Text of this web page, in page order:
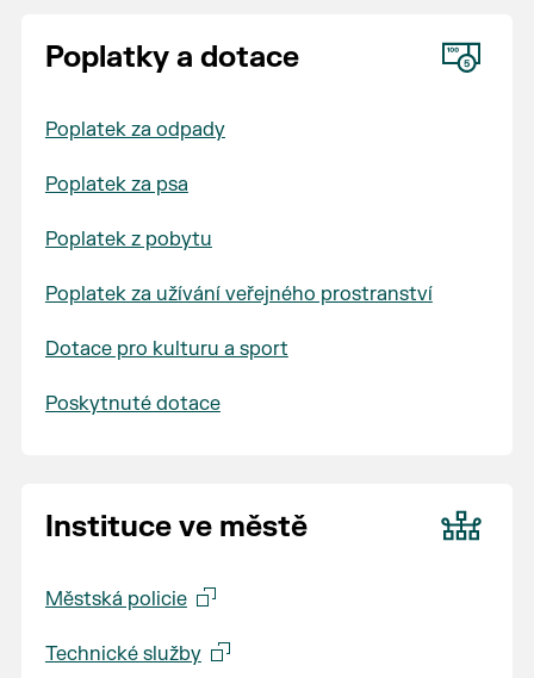
Poplatky a dotace
Poplatek za odpady
Poplatek za psa
Poplatek z pobytu
Poplatek za užívání veřejného prostranství
Dotace pro kulturu a sport
Poskytnuté dotace
Instituce ve městě
Městská policie
Technické služby